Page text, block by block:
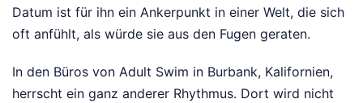
Datum ist für ihn ein Ankerpunkt in einer Welt, die sich
oft anfühlt, als würde sie aus den Fugen geraten.
In den Büros von Adult Swim in Burbank, Kalifornien,
herrscht ein ganz anderer Rhythmus. Dort wird nicht